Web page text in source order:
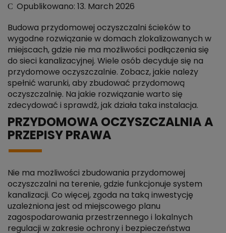
Opublikowano: 13. March 2026
Budowa przydomowej oczyszczalni ścieków to
wygodne rozwiązanie w domach zlokalizowanych w
miejscach, gdzie nie ma możliwości podłączenia się
do sieci kanalizacyjnej. Wiele osób decyduje się na
przydomowe oczyszczalnie. Zobacz, jakie należy
spełnić warunki, aby zbudować przydomową
oczyszczalnię. Na jakie rozwiązanie warto się
zdecydować i sprawdź, jak działa taka instalacja.
PRZYDOMOWA OCZYSZCZALNIA A
PRZEPISY PRAWA
Nie ma możliwości zbudowania przydomowej
oczyszczalni na terenie, gdzie funkcjonuje system
kanalizacji. Co więcej, zgoda na taką inwestycję
uzależniona jest od miejscowego planu
zagospodarowania przestrzennego i lokalnych
regulacji w zakresie ochrony i bezpieczeństwa